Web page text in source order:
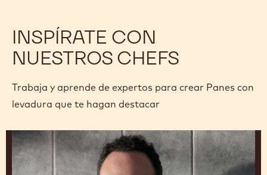
INSPÍRATE CON
NUESTROS CHEFS
Trabaja y aprende de expertos para crear Panes con
levadura que te hagan destacar
Josep
Maria
Ribé